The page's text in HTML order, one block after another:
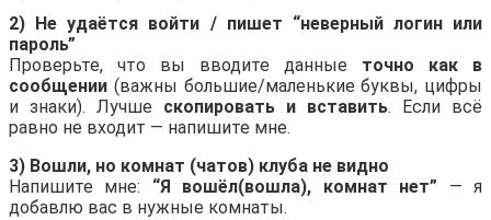
2) Не удаётся войти / пишет “неверный логин или
пароль”
Проверьте, что вы вводите данные точно как в
сообщении (важны большие/маленькие буквы, цифры
и знаки). Лучше скопировать и вставить. Если всё
равно не входит — напишите мне.
3) Вошли, но комнат (чатов) клуба не видно
Напишите мне: “Я вошёл(вошла), комнат нет” — я
добавлю вас в нужные комнаты.